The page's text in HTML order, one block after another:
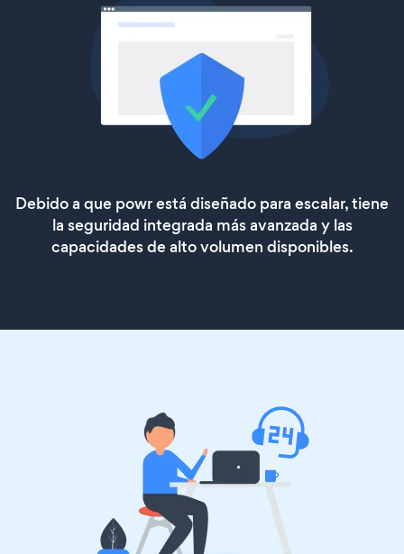
Debido a que powr está diseñado para escalar, tiene
la seguridad integrada más avanzada y las
capacidades de alto volumen disponibles.